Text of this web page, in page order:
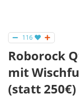
116
Roborock
mit
(statt 250€)